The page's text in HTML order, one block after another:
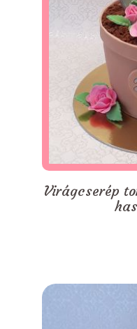
Virágcserép